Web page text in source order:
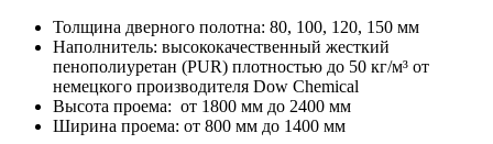
Толщина дверного полотна: 80, 100, 120, 150 мм
Наполнитель: высококачественный жесткий
пенополиуретан (PUR) плотностью до 50 кг/м³ от
немецкого производителя Dow Chemiсal
Высота проема: от 1800 мм до 2400 мм
Ширина проема: от 800 мм до 1400 мм